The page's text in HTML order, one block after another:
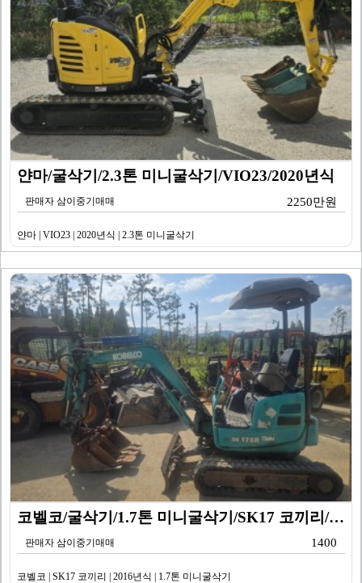
얀마/굴삭기/2.3톤 미니굴삭기/VIO23/2020년식
판매자 삼이중기매매 2250만원
얀마 | VIO23 | 2020년식 | 2.3톤 미니굴삭기
코벨코/굴삭기/1.7톤 미니굴삭기/SK17 코끼리/20…
판매자 삼이중기매매 1400
코벨코 | SK17 코끼리 | 2016년식 | 1.7톤 미니굴삭기